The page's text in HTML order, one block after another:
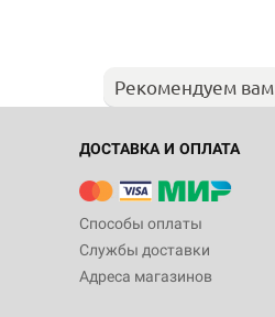
Рекомендуем вам
ДОСТАВКА И ОПЛАТА
Способы оплаты
Службы доставки
Адреса магазинов